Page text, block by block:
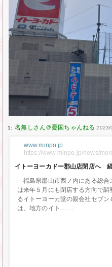
1: 2023/
www.minpo.jp
https://www.minpo.jp/news/
イトーヨーカドー郡山店閉店へ
福島県郡山市西ノ内にある総合
は来年５月にも閉店する方向で
るイトーヨーカ堂の親会社セブン
は、地方のイト…